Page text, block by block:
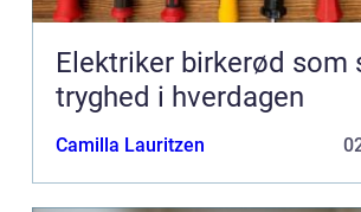
Elektriker birkerød som
tryghed i hverdagen
Camilla Lauritzen